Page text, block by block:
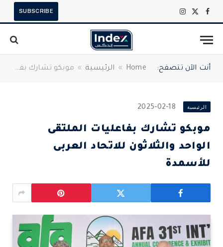
فيسبوك
X
الانستغرام
SUBSCRIBE
أنت الآن تتصفح: Home
» الرئيسية » موبكو تشارك بفاعليات الملتقى الواحد والثلاثون للاتحاد العربى للأسمدة
الرئيسية 2025-02-18
موبكو تشارك بفاعليات الملتقى
الواحد والثلاثون للاتحاد العربى
للأسمدة